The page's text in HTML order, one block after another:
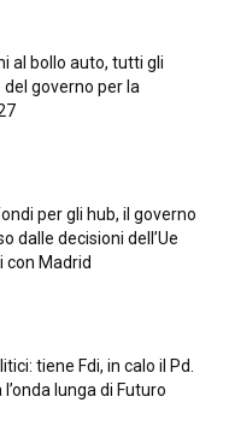
al bollo auto, tutti gli
governo per la
per gli hub, il governo
dalle decisioni dell’Ue
con Madrid
tiene Fdi, in calo il Pd.
lunga di Futuro